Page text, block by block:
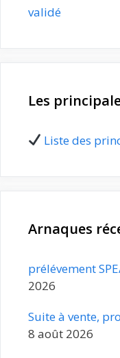
validé
Les
Liste des
Arnaques
prélévement
2026
Suite à vente,
8 août 2026